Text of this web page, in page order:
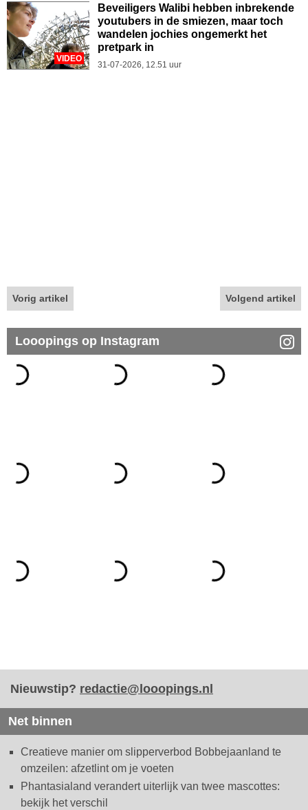
VIDEO
Beveiligers Walibi hebben inbrekende
youtubers in de smiezen, maar toch
wandelen jochies ongemerkt het
pretpark in
31-07-2026, 12.51 uur
Vorig artikel Volgend artikel
Looopings op Instagram
Nieuwstip? redactie@looopings.nl
Net binnen
Creatieve manier om slipperverbod Bobbejaanland te
omzeilen: afzetlint om je voeten
Phantasialand verandert uiterlijk van twee mascottes:
bekijk het verschil